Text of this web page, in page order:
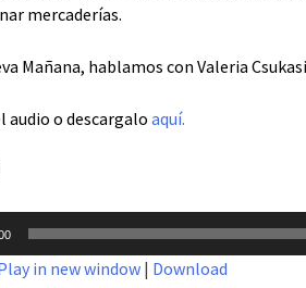
mercaderías.
Mañana, hablamos con Valeria
audio o descargalo aquí.
in new window| Download